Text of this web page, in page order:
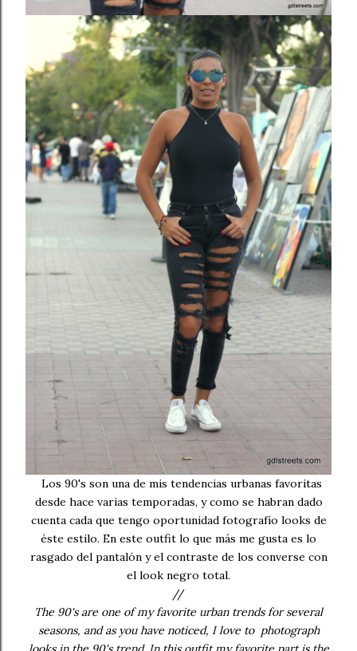
Los 90's son una de mis tendencias urbanas favoritas
desde hace varias temporadas, y como se habran dado
cuenta cada que tengo oportunidad fotografío looks de
éste estilo. En este outfit lo que más me gusta es lo
rasgado del pantalón y el contraste de los converse con
el look negro total.
//
The 90's are one of my favorite urban trends for several
seasons, and as you have noticed, I love to photograph